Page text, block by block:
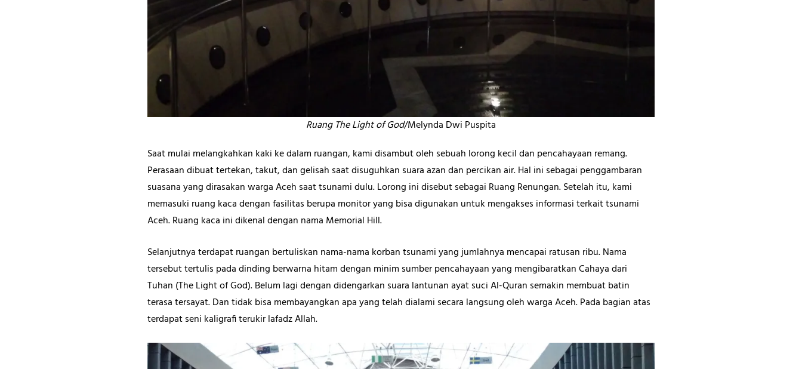
Ruang The Light of God/Melynda Dwi Puspita
Saat mulai melangkahkan kaki ke dalam ruangan, kami disambut oleh sebuah lorong kecil dan pencahayaan remang.
Perasaan dibuat tertekan, takut, dan gelisah saat disuguhkan suara azan dan percikan air. Hal ini sebagai penggambaran
suasana yang dirasakan warga Aceh saat tsunami dulu. Lorong ini disebut sebagai Ruang Renungan. Setelah itu, kami
memasuki ruang kaca dengan fasilitas berupa monitor yang bisa digunakan untuk mengakses informasi terkait tsunami
Aceh. Ruang kaca ini dikenal dengan nama Memorial Hill.
Selanjutnya terdapat ruangan bertuliskan nama-nama korban tsunami yang jumlahnya mencapai ratusan ribu. Nama
tersebut tertulis pada dinding berwarna hitam dengan minim sumber pencahayaan yang mengibaratkan Cahaya dari
Tuhan (The Light of God). Belum lagi dengan didengarkan suara lantunan ayat suci Al-Quran semakin membuat batin
terasa tersayat. Dan tidak bisa membayangkan apa yang telah dialami secara langsung oleh warga Aceh. Pada bagian atas
terdapat seni kaligrafi terukir lafadz Allah.